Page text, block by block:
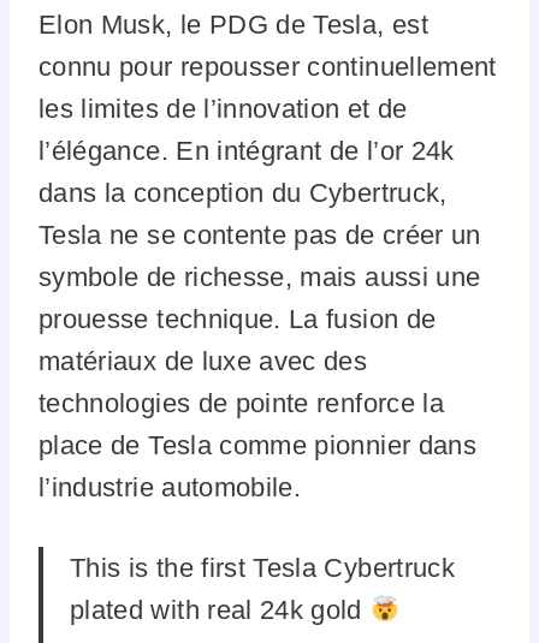
Elon Musk, le PDG de Tesla, est
connu pour repousser continuellement
les limites de l’innovation et de
l’élégance. En intégrant de l’or 24k
dans la conception du Cybertruck,
Tesla ne se contente pas de créer un
symbole de richesse, mais aussi une
prouesse technique. La fusion de
matériaux de luxe avec des
technologies de pointe renforce la
place de Tesla comme pionnier dans
l’industrie automobile.
This is the first Tesla Cybertruck
plated with real 24k gold